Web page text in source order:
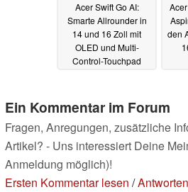
Acer Swift Go AI:
Smarte Allrounder in
14 und 16 Zoll mit
OLED und Multi-
Control-Touchpad
den
Ein Kommentar im Forum
Fragen, Anregungen, zusätzliche
Artikel? - Uns interessiert Deine
Anmeldung möglich)!
Ersten Kommentar lesen /Antworten